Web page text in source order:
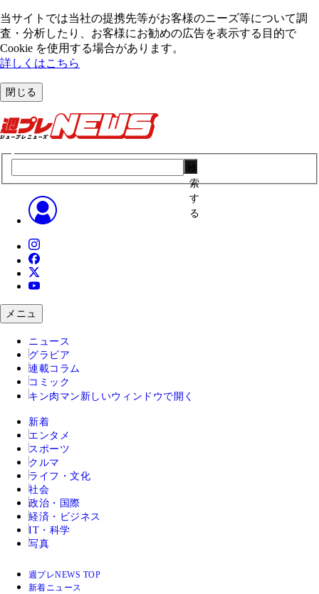
当サイトでは当社の提携先等がお客様のニーズ等について調
査・分析したり、お客様にお勧めの広告を表⽰する⽬的で
Cookie を使⽤する場合があります。
詳しくはこちら
閉じる
索
す
る
メニュ
ニュース
グラビア
連載コラム
コミック
キン肉マン 新しいウィンドウで開く
新着
エンタメ
スポーツ
クルマ
ライフ・文化
社会
政治・国際
経済・ビジネス
IT・科学
写真
週プレNEWS TOP
新着ニュース